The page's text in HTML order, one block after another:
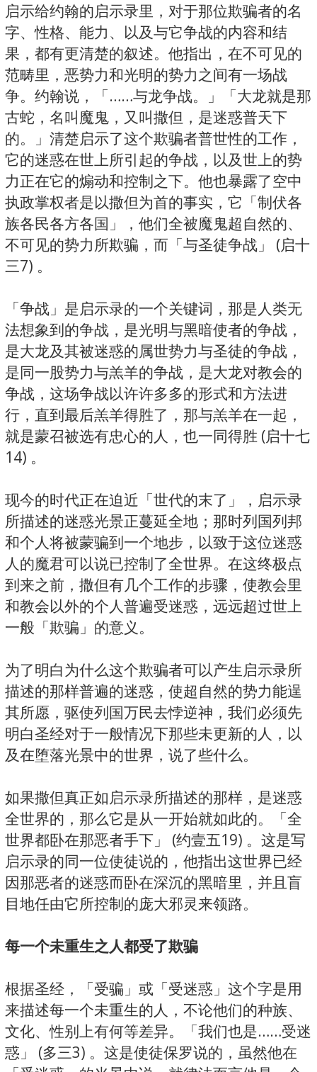
启示给约翰的启示录里，对于那位欺骗者的名
字、性格、能力、以及与它争战的内容和结
果，都有更清楚的叙述。他指出，在不可见的
范畴里，恶势力和光明的势力之间有一场战
争。约翰说，「……与龙争战。」「大龙就是那
古蛇，名叫魔鬼，又叫撒但，是迷惑普天下
的。」清楚启示了这个欺骗者普世性的工作，
它的迷惑在世上所引起的争战，以及世上的势
力正在它的煽动和控制之下。他也暴露了空中
执政掌权者是以撒但为首的事实，它「制伏各
族各民各方各国」，他们全被魔鬼超自然的、
不可见的势力所欺骗，而「与圣徒争战」 (启十
三7) 。
「争战」是启示录的一个关键词，那是人类无
法想象到的争战，是光明与黑暗使者的争战，
是大龙及其被迷惑的属世势力与圣徒的争战，
是同一股势力与羔羊的争战，是大龙对教会的
争战，这场争战以许许多多的形式和方法进
行，直到最后羔羊得胜了，那与羔羊在一起，
就是蒙召被选有忠心的人，也一同得胜 (启十七
14) 。
现今的时代正在迫近「世代的末了」，启示录
所描述的迷惑光景正蔓延全地；那时列国列邦
和个人将被蒙骗到一个地步，以致于这位迷惑
人的魔君可以说已控制了全世界。在这终极点
到来之前，撒但有几个工作的步骤，使教会里
和教会以外的个人普遍受迷惑，远远超过世上
一般「欺骗」的意义。
为了明白为什么这个欺骗者可以产生启示录所
描述的那样普遍的迷惑，使超自然的势力能逞
其所愿，驱使列国万民去悖逆神，我们必须先
明白圣经对于一般情况下那些未更新的人，以
及在堕落光景中的世界，说了些什么。
如果撒但真正如启示录所描述的那样，是迷惑
全世界的，那么它是从一开始就如此的。「全
世界都卧在那恶者手下」 (约壹五19) 。这是写
启示录的同一位使徒说的，他指出这世界已经
因那恶者的迷惑而卧在深沉的黑暗里，并且盲
目地任由它所控制的庞大邪灵来领路。
每一个未重生之人都受了欺骗
根据圣经，「受骗」或「受迷惑」这个字是用
来描述每一个未重生的人，不论他们的种族、
文化、性别上有何等差异。「我们也是……受迷
惑」 (多三3) 。这是使徒保罗说的，虽然他在